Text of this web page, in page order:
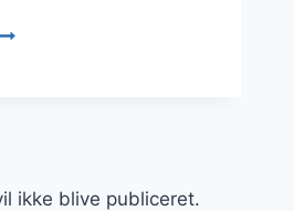
ikke blive publiceret.